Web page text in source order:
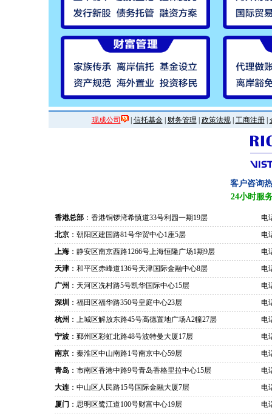
现成公司 | 信托基金| 财务管理 政策法规| 工商注册|
客户咨询
24小时服
香港总部 ：香港铜锣湾希慎道33号利园一期19层
电
北京 ：朝阳区建国路81号华贸中心1座5层
电
上海 ：静安区南京西路1266号上海恒隆广场1期9层
电
天津 ：和平区赤峰道136号天津国际金融中心8层
电
广州 ：天河区冼村路5号凯华国际中心15层
电
深圳 ：福田区福华路350号皇庭中心23层
电
杭州 ：上城区解放东路45号高德置地广场A2幢27层
电
宁波 ：鄞州区彩虹北路48号波特曼大厦17层
电
南京 ：秦淮区中山南路1号南京中心59层
电
青岛 ：市南区香港中路9号青岛香格里拉中心15层
电
大连 ：中山区人民路15号国际金融大厦7层
电
厦门 ：思明区鹭江道100号财富中心19层
电